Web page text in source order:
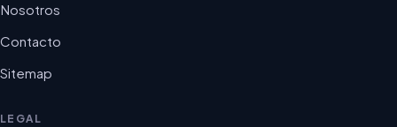
Nosotros
Contacto
Sitemap
LEGAL